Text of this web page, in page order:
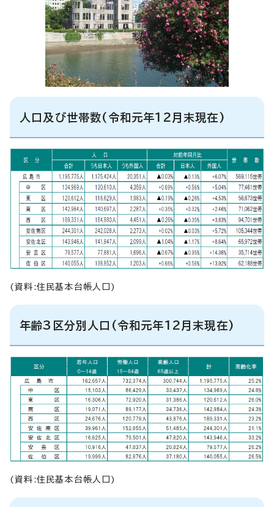
人口及び世帯数(令和元年12月末現在)
(資料:住民基本台帳人口)
年齢3区分別人口(令和元年12月末現在)
(資料:住民基本台帳人口)